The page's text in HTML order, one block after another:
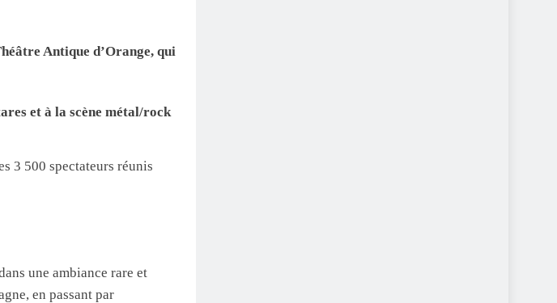
Antique d’Orange, qui
et à la scène métal/rock
3 500 spectateurs réunis
une ambiance rare et
en passant par